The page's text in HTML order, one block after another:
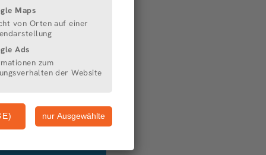
Maps
von Orten auf einer
Ads
zum
der Website